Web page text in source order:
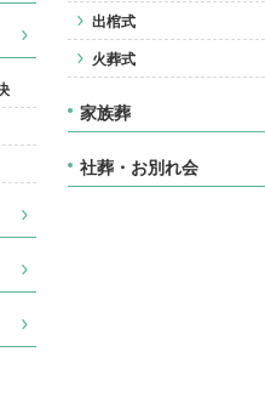
出棺式
火葬式
家族葬
社葬・お別れ会